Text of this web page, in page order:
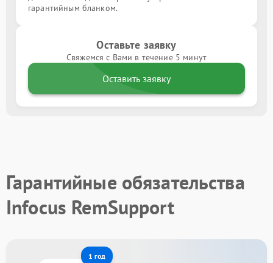
гарантийным бланком.
Оставьте заявку
Свяжемся с Вами в течение 5 минут
Оставить заявку
Гарантийные обязательства
Infocus RemSupport
1 год